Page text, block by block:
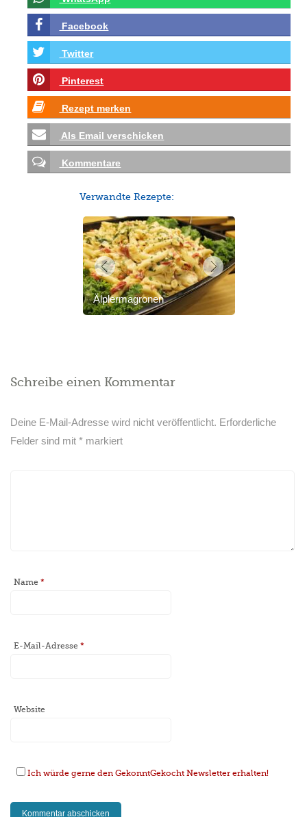
Facebook
Twitter
Pinterest
Rezept merken
Als Email verschicken
Kommentare
Verwandte Rezepte:
Älplermagronen
Schreibe einen Kommentar
Deine E-Mail-Adresse wird nicht veröffentlicht. Erforderliche
Felder sind mit* markiert
Name*
E-Mail-Adresse*
Website
Ich würde gerne den GekonntGekocht Newsletter erhalten!